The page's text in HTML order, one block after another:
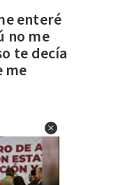
enteré
no me
te decía
me